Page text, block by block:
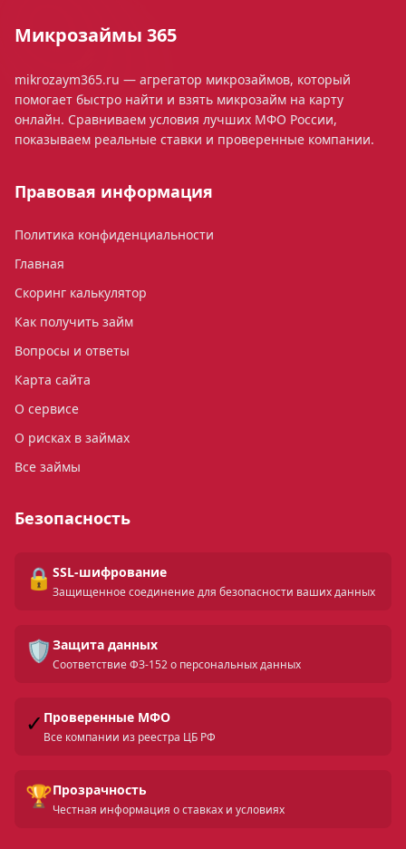
Микрозаймы 365
mikrozaym365.ru — агрегатор микрозаймов, который
помогает быстро найти и взять микрозайм на карту
онлайн. Сравниваем условия лучших МФО России,
показываем реальные ставки и проверенные компании.
Правовая информация
Политика конфиденциальности
Главная
Скоринг калькулятор
Как получить займ
Вопросы и ответы
Карта сайта
О сервисе
О рисках в займах
Все займы
Безопасность
🔒 SSL-шифрование
Защищенное соединение для безопасности ваших данных
🛡️ Защита данных
Соответствие ФЗ-152 о персональных данных
✓ Проверенные МФО
Все компании из реестра ЦБ РФ
🏆Прозрачность
Честная информация о ставках и условиях